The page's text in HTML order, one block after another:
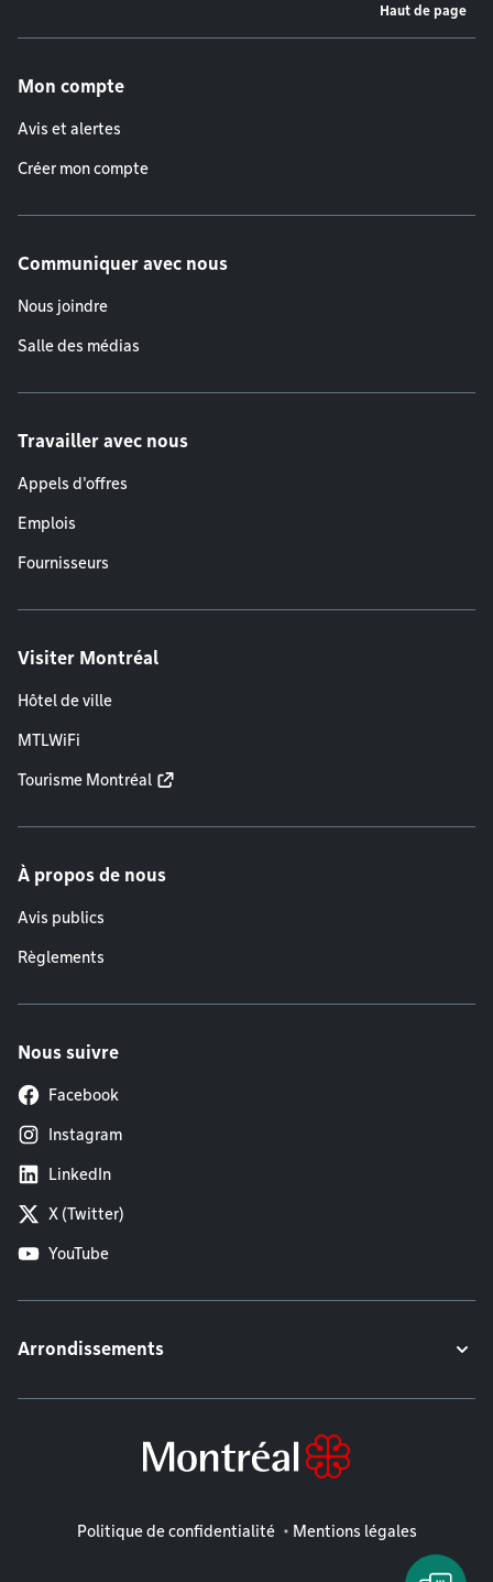
Haut de page
Mon compte
Avis et alertes
Créer mon compte
Communiquer avec nous
Nous joindre
Salle des médias
Travailler avec nous
Appels d'offres
Emplois
Fournisseurs
Visiter Montréal
Hôtel de ville
MTLWiFi
Tourisme Montréal
À propos de nous
Avis publics
Règlements
Nous suivre
Facebook
Instagram
LinkedIn
X (Twitter)
YouTube
Arrondissements
Mentions légales
Politique de confidentialité Mentions légales